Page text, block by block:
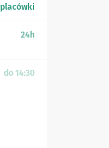
placówki
24h
do 14:30